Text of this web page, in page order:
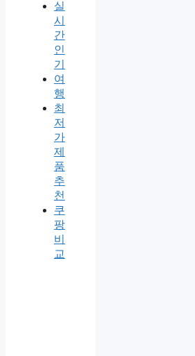
실
시
간
인
기
여
행
최
저
가
제
품
추
천
쿠
팡
비
교